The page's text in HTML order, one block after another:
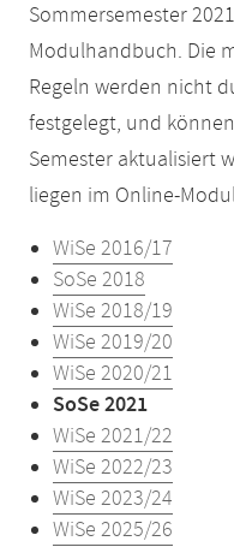
Sommersemester
Modulhandbuch. Die
Regeln werden nicht
festgelegt, und
Semester aktualisiert
liegen im Online-
WiSe 2016/17
SoSe 2018
WiSe 2018/19
WiSe 2019/20
WiSe 2020/21
SoSe 2021
WiSe 2021/22
WiSe 2022/23
WiSe 2023/24
WiSe 2025/26